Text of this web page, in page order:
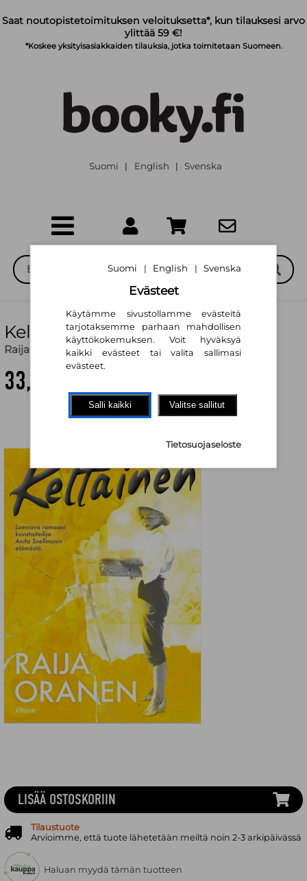
Saat noutopistetoimituksen veloituksetta*, kun tilauksesi arvo
ylittää 59 €!
*Koskee yksityisasiakkaiden tilauksia, jotka toimitetaan Suomeen.
Suomi | English | Svenska
Keltainen
Raija Oranen
33,30 €
LISÄÄ OSTOSKORIIN
Tilaustuote
Arvioimme, että tuote lähetetään meiltä noin 2-3 arkipäivässä
Haluan myydä tämän tuotteen
Suomi | English | Svenska
Evästeet
Käytämme sivustollamme evästeitä
tarjotaksemme parhaan mahdollisen
käyttökokemuksen. Voit hyväksyä
kaikki evästeet tai valita sallimasi
evästeet.
Salli kaikki Valitse sallitut
Tietosuojaseloste